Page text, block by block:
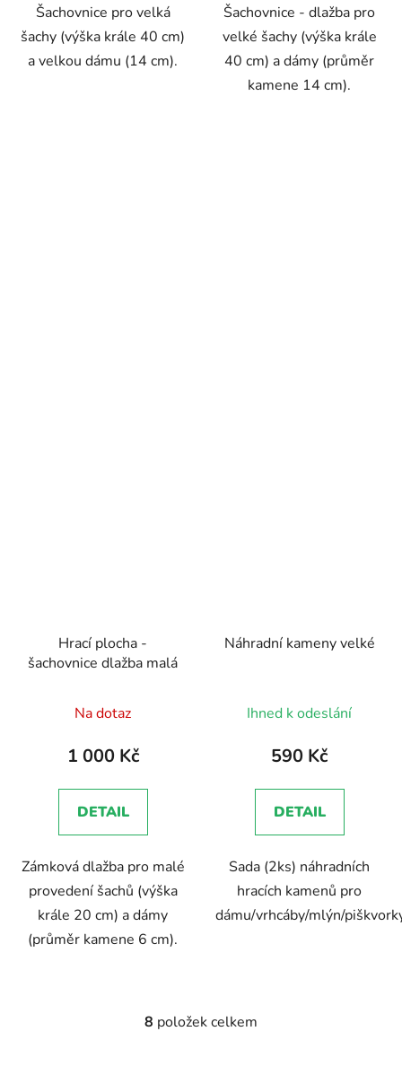
hvězdiček.
Šachovnice pro velká
šachy (výška krále 40 cm)
a velkou dámu (14 cm).
Šachovnice - dlažba pro
velké šachy (výška krále
40 cm) a dámy (průměr
kamene 14 cm).
Hrací plocha -
šachovnice dlažba malá
Na dotaz
1 000 Kč
DETAIL
Zámková dlažba pro malé
provedení šachů (výška
krále 20 cm) a dámy
(průměr kamene 6 cm).
Náhradní kameny velké
Ihned k odeslání
590 Kč
DETAIL
Sada (2ks) náhradních
hracích kamenů pro
dámu/vrhcáby/mlýn/
O
8 položek celkem